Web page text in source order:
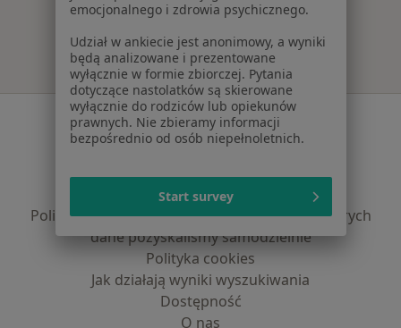
Serwis
Regulamin
Polityka prywatności pacjentów
Polityka prywatności profesjonalistów
Polityka prywatności dla profesjonalistów, których
dane pozyskaliśmy samodzielnie
Polityka cookies
Jak działają wyniki wyszukiwania
Dostępność
O nas
emocjonalnego i zdrowia psychicznego.
Udział w ankiecie jest anonimowy, a wyniki
będą analizowane i prezentowane
wyłącznie w formie zbiorczej. Pytania
dotyczące nastolatków są skierowane
wyłącznie do rodziców lub opiekunów
prawnych. Nie zbieramy informacji
bezpośrednio od osób niepełnoletnich.
Start survey